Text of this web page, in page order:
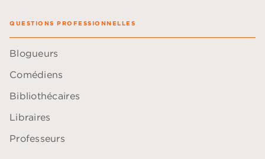
QUESTIONS PROFESSIONNELLES
Blogueurs
Comédiens
Bibliothécaires
Libraires
Professeurs